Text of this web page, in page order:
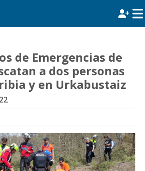
de Emergencias de
a dos personas
y en Urkabustaiz